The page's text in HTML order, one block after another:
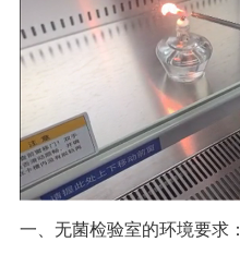
一、无菌检验室的环境要求：